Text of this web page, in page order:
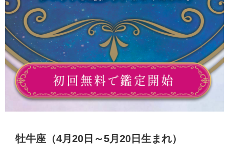
牡牛座（4月20日～5月20日生まれ）